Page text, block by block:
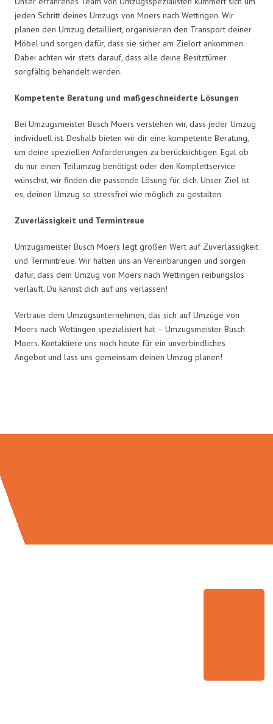
jeden Schritt deines Umzugs von Moers nach Wettingen. Wir
planen den Umzug detailliert, organisieren den Transport deiner
Möbel und sorgen dafür, dass sie sicher am Zielort ankommen.
Dabei achten wir stets darauf, dass alle deine Besitztümer
sorgfältig behandelt werden.
Kompetente Beratung und maßgeschneiderte Lösungen
Bei Umzugsmeister Busch Moers verstehen wir, dass jeder Umzug
individuell ist. Deshalb bieten wir dir eine kompetente Beratung,
um deine speziellen Anforderungen zu berücksichtigen. Egal ob
du nur einen Teilumzug benötigst oder den Komplettservice
wünschst, wir finden die passende Lösung für dich. Unser Ziel ist
es, deinen Umzug so stressfrei wie möglich zu gestalten.
Zuverlässigkeit und Termintreue
Umzugsmeister Busch Moers legt großen Wert auf Zuverlässigkeit
und Termintreue. Wir halten uns an Vereinbarungen und sorgen
dafür, dass dein Umzug von Moers nach Wettingen reibungslos
verläuft. Du kannst dich auf uns verlassen!
Vertraue dem Umzugsunternehmen, das sich auf Umzüge von
Moers nach Wettingen spezialisiert hat – Umzugsmeister Busch
Moers. Kontaktiere uns noch heute für ein unverbindliches
Angebot und lass uns gemeinsam deinen Umzug planen!